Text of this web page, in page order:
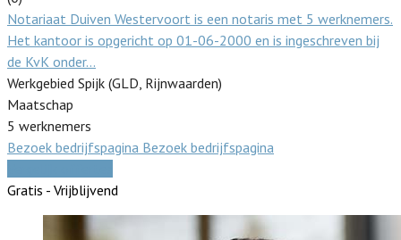
Notariaat Duiven Westervoort is een notaris met 5 werknemers.
Het kantoor is opgericht op 01-06-2000 en is ingeschreven bij
de KvK onder…
Werkgebied Spijk (GLD, Rijnwaarden)
Maatschap
5 werknemers
Bezoek bedrijfspagina Bezoek bedrijfspagina
Gratis - Vrijblijvend